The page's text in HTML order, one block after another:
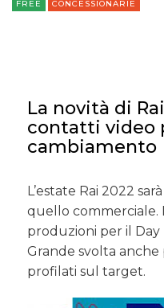
FREE CONCESSIONARIE
La novità di
contatti video
cambiamento
L’estate Rai 2022
quello commerciale.
produzioni per il Day
Grande svolta
profilati sul target.